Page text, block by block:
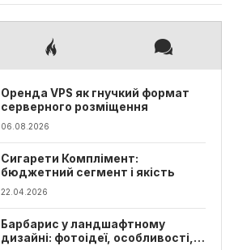
Оренда VPS як гнучкий формат
серверного розміщення
06.08.2026
Сигарети Комплімент:
бюджетний сегмент і якість
22.04.2026
Барбарис у ландшафтному
дизайні: фотоідеї, особливості,